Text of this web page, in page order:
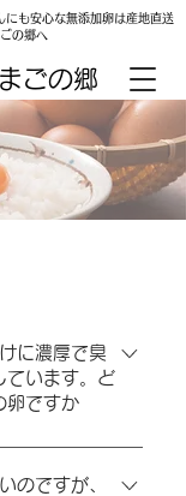
にも安心な無添加卵は産地直送
の郷へ
ごの郷
に濃厚で臭
ています。ど
卵ですか
食を前提にした濃
大根葉・海藻粉
のですが、